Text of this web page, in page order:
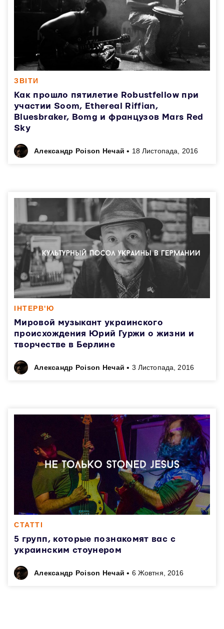
ЗВІТИ
Как прошло пятилетие Robustfellow при
участии Soom, Ethereal Riffian,
Bluesbraker, Bomg и французов Mars Red
Sky
Александр Poison Нечай • 18 Листопада, 2016
ІНТЕРВ'Ю
Мировой музыкант украинского
происхождения Юрий Гуржи о жизни и
творчестве в Берлине
Александр Poison Нечай • 3 Листопада, 2016
СТАТТІ
5 групп, которые познакомят вас с
украинским стоунером
Александр Poison Нечай • 6 Жовтня, 2016